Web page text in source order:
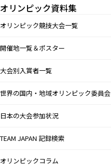
オリンピック資料集
オリンピック競技大会一覧
開催地一覧＆ポスター
大会別入賞者一覧
世界の国内・地域オリンピック委員会
日本の大会参加状況
TEAM JAPAN 記録検索
オリンピックコラム